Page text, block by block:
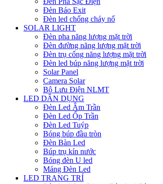
Đèn Báo Exit
Đèn led chống cháy nổ
SOLAR LIGHT
Đèn pha năng lượng mặt trời
Đèn đường năng lượng mặt trời
Đèn trụ cổng năng lượng mặt trời
Đèn led búp năng lượng mặt trời
Solar Panel
Camera Solar
Bộ Lưu Điện NLMT
LED DÂN DỤNG
Đèn Led Âm Trần
Đèn Led Ốp Trần
Đèn Led Tuýp
Bóng búp đầu tròn
Đèn Bàn Led
Búp trụ kín nước
Bóng đèn U led
Máng Đèn Led
LED TRANG TRÍ